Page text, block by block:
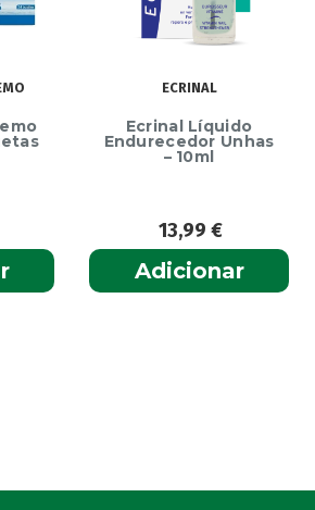
ECRINAL
Ecrinal Líquido
Endurecedor Unhas
– 10ml
13,99€
Adicionar